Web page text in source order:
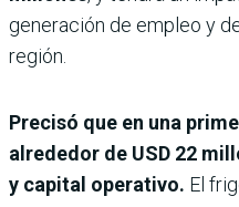
generación de empleo y
región.
Precisó que en una
alrededor de USD 22
y capital operativo. El